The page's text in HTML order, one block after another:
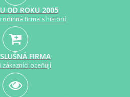
OD ROKU 2005
rodinná firma s historií
FIRMA
zákazníci oceňují